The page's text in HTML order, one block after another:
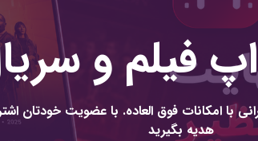
فیلم و
با امکانات فوق العاده. با عضویت خودتان
هدیه بگیرید
آرشیو